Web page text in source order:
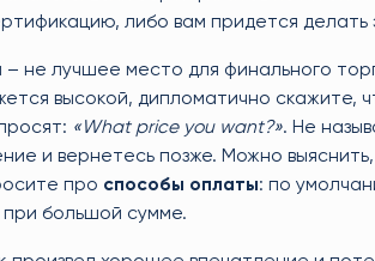
либо вам придется
– не лучшее место для финального
высокой, дипломатично скажите,
«What price you want?». Не
и вернетесь позже. Можно
про способы оплаты: по
большой сумме.